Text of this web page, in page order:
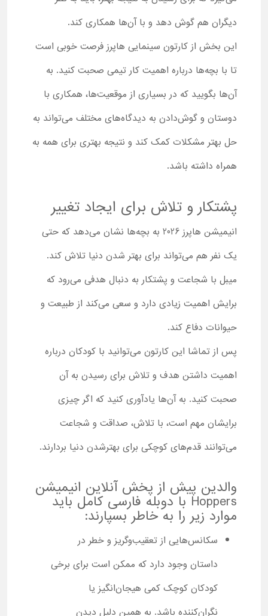
دیگران هم گوش دهد و با آن‌ها همکاری کند.
این بخش از کارتون سینمایی هاپرز فرصت خوبی است
تا با بچه‌ها درباره اهمیت کار تیمی صحبت کنید. به
آن‌ها بگویید که در بسیاری از موقعیت‌ها، همکاری با
دوستان و گوش‌دادن به دیدگاه‌های مختلف می‌تواند به
حل بهتر مشکلات کمک کند و نتیجه بهتری برای همه به
همراه داشته باشد.
پشتکار و تلاش برای ایجاد تغییر
انیمیشن هاپرز 2026 به بچه‌ها نشان می‌دهد که حتی
یک نفر هم می‌تواند برای بهتر شدن دنیا تلاش کند.
میبل با شجاعت و پشتکار به دنبال هدفی می‌رود که
برایش اهمیت زیادی دارد و سعی می‌کند از طبیعت و
حیوانات دفاع کند.
پس از تماشا این کارتون می‌توانید با کودکان درباره
اهمیت داشتن هدف و تلاش برای رسیدن به آن
صحبت کنید. به آن‌ها یادآوری کنید که اگر چیزی
برایشان مهم است، با تلاش، صداقت و شجاعت
می‌توانند قدم‌های کوچکی برای بهترشدن دنیا بردارند.
والدین پیش از پخش آنلاین انیمیشن
Hoppers با دوبله فارسی کامل باید
موارد زیر را به خاطر بسپارند:
سکانس‌هایی از تعقیب‌وگریز و خطر در
داستان وجود دارد که ممکن است برای برخی
کودکان کوچک کمی هیجان‌انگیز یا
نگران‌کننده باشد. به همین دلیل دیدن